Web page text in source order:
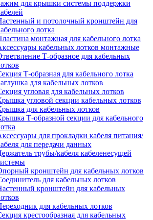
для крышки системы поддержки
и потолочный кронштейн для
лотка
монтажная для кабельного лотка
кабельных лотков монтажные
Т-образное для кабельных
Т-образная для кабельного лотка
для кабельных лотков
угловая для кабельных лотков
угловой секции кабельных лотков
для кабельных лотков
Т-образной секции для кабельного
для прокладки кабеля питания/
для передачи данных
трубы/кабеля кабеленесущей
кронштейн для кабельных лотков
для кабельных лотков
кронштейн для кабельных
для кабельных лотков
крестообразная для кабельных